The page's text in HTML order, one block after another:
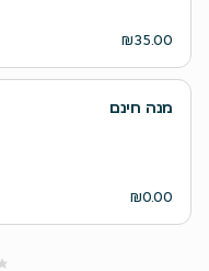
₪35.00
מנה חינם
₪0.00